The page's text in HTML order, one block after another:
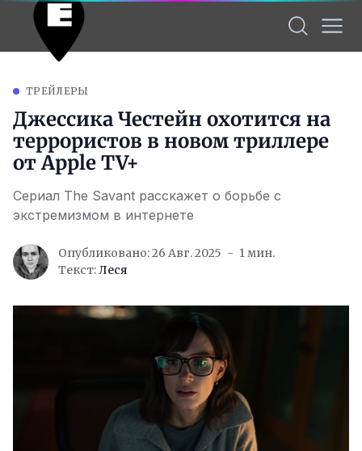
ТРЕЙЛЕРЫ
Джессика Честейн охотится на
террористов в новом триллере
от Apple TV+
Сериал The Savant расскажет о борьбе с
экстремизмом в интернете
Опубликовано: 26 Авг. 2025
1 мин.
Текст:Леся